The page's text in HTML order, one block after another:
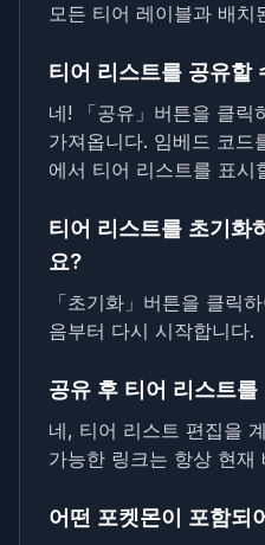
모든 티어 레이블과 배치
티어 리스트를 공유할
네! 「공유」버튼을 클릭
가져옵니다. 임베드 코드
에서 티어 리스트를 표시
티어 리스트를 초기화
요?
「초기화」버튼을 클릭
음부터 다시 시작합니다.
공유 후 티어 리스트
네, 티어 리스트 편집을
가능한 링크는 항상 현재
어떤 포켓몬이 포함되